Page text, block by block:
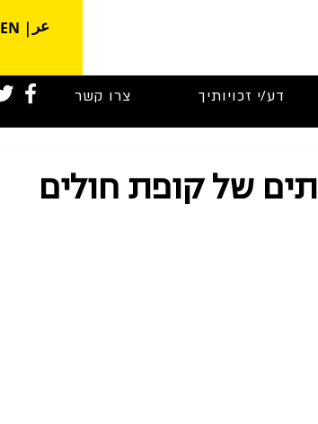
عر EN
דע/י זכויותיך צרו קשר
של קופת חולים